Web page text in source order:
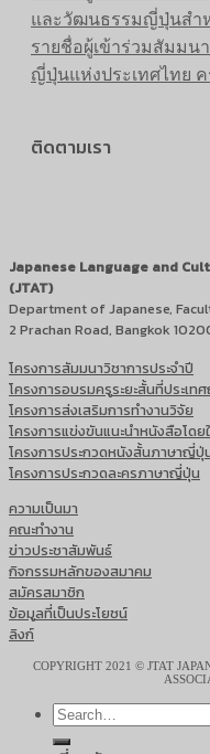
และวัฒนธรรมญี่ปุ่นสำ
รายชื่อผู้เข้าร่วมสัมม
ญี่ปุ่นแห่งประเทศไทย ค
ติดตามเรา
Japanese Language and
(JTAT)
Department of Japanese,
2 Prachan Road, Bangkok
โครงการสัมมนาวิชาการประจำปี
โครงการอบรมครูระยะสั้นที่ประเท
โครงการส่งเสริมการทำงานวิจัย
โครงการแข่งขันแนะนำหนังสือโด
โครงการประกวดหนังสั้นภาษาญี่ปุ่
โครงการประกวดละครภาษาญี่ปุ่น
ความเป็นมา
คณะทำงาน
ข่าวประชาสัมพันธ์
กิจกรรมหลักของสมาคม
สมัครสมาชิก
ข้อมูลที่เป็นประโยชน์
ลิงก์
COPYRIGHT 2021 © JTAT